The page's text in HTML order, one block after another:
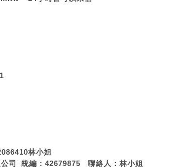
林小姐
司 統編： 42679875 聯絡人：林小姐